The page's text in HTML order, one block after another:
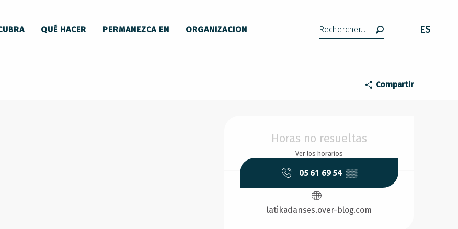
Buscar ES
QUÉ HACER PERMANEZCA EN ORGANIZACION
Compartir
Horas no resueltas
Ver los horarios
05 61 69 54 ▒▒
latikadanses.over-blog.com